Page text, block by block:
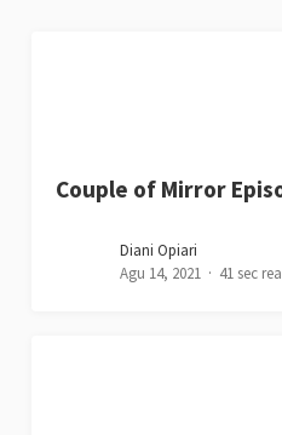
Couple of Mirror
Diani Opiari
Agu 14, 2021
41 sec